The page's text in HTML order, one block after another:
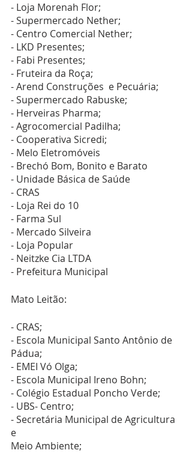
- Loja Morenah Flor;
- Supermercado Nether;
- Centro Comercial Nether;
- LKD Presentes;
- Fabi Presentes;
- Fruteira da Roça;
- Arend Construções  e Pecuária;
- Supermercado Rabuske;
- Herveiras Pharma;
- Agrocomercial Padilha;
- Cooperativa Sicredi;
- Melo Eletromóveis
- Brechó Bom, Bonito e Barato
- Unidade Básica de Saúde
- CRAS
- Loja Rei do 10
- Farma Sul
- Mercado Silveira
- Loja Popular
- Neitzke Cia LTDA
- Prefeitura Municipal
Mato Leitão:
- CRAS;
- Escola Municipal Santo Antônio de
Pádua;
- EMEI Vó Olga;
- Escola Municipal Ireno Bohn;
- Colégio Estadual Poncho Verde;
- UBS- Centro;
- Secretária Municipal de Agricultura
e
Meio Ambiente;